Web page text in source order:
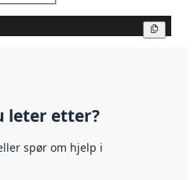
leter etter?
spør om hjelp i